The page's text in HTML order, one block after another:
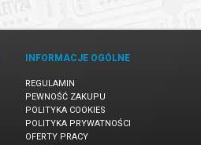
INFORMACJE OGÓLNE
REGULAMIN
PEWNOŚĆ ZAKUPU
POLITYKA COOKIES
POLITYKA PRYWATNOŚCI
OFERTY PRACY